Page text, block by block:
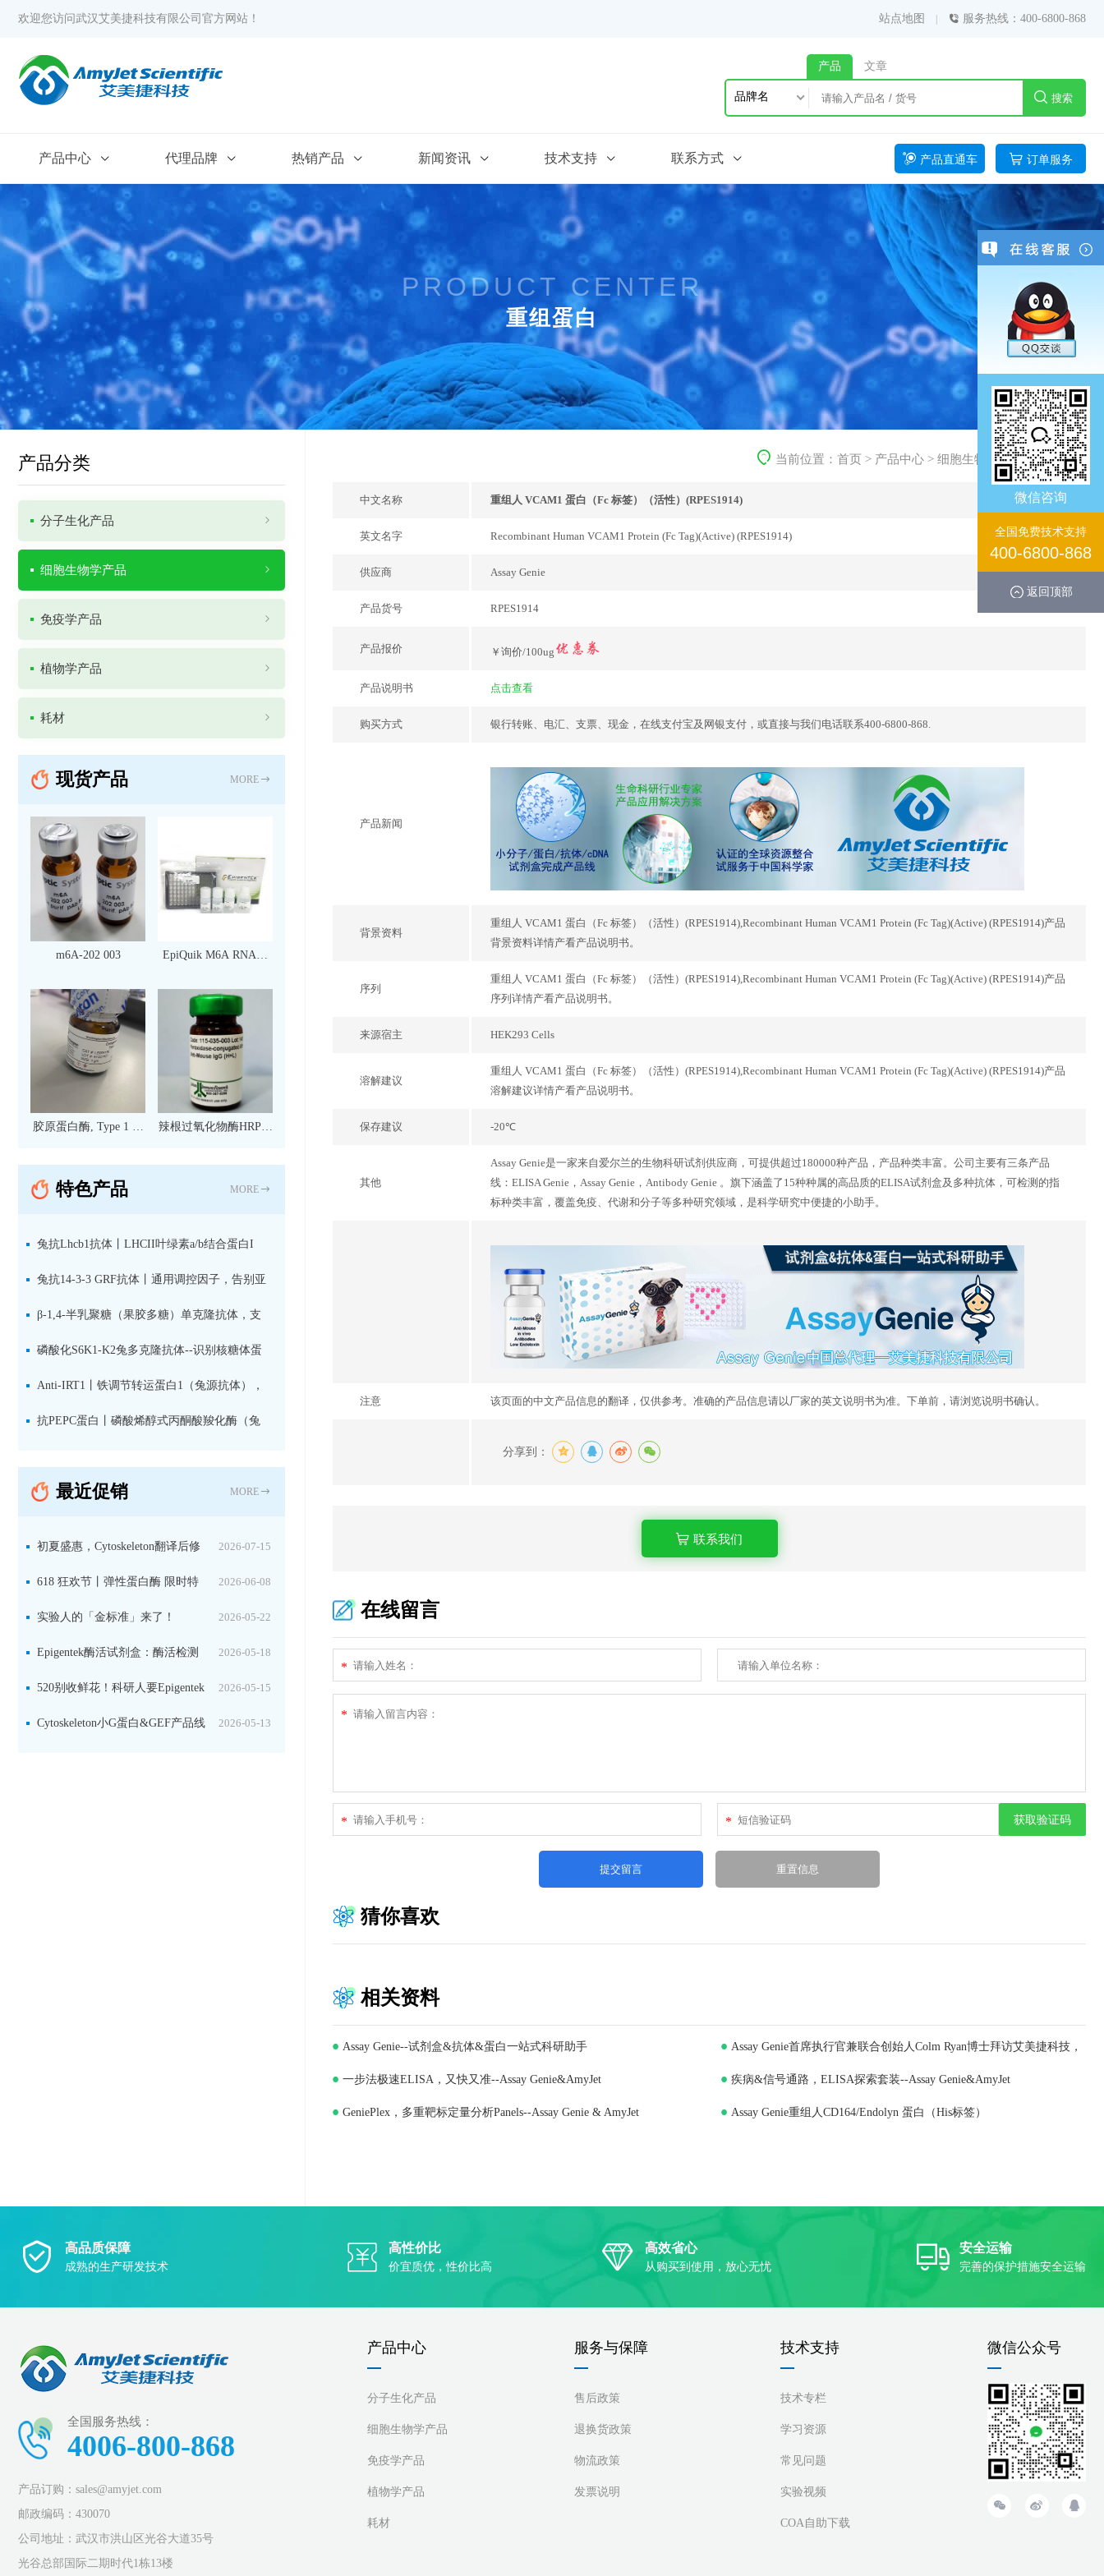
欢迎您访问武汉艾美捷科技有限公司官方网站！ 站点地图 服务热线：400-6800-868
产品 文章
品牌名 搜索
产品中心 代理品牌 热销产品 新闻资讯 技术支持 联系方式 产品直通车 订单服务
PRODUCT CENTER
重组蛋白
当前位置： 首页 > 产品中心 > 细胞生物学产品>重组蛋白
中文名称 重组人 VCAM1 蛋白（Fc 标签）（活性）(RPES1914)
英文名字 Recombinant Human VCAM1 Protein (Fc Tag)(Active) (RPES1914)
供应商 Assay Genie
产品货号 RPES1914
产品报价 ￥询价/100ug
产品说明书 点击查看
购买方式 银行转账、电汇、支票、现金，在线支付宝及网银支付，或直接与我们电话联系400-6800-868.
产品新闻
背景资料
重组人 VCAM1 蛋白（Fc 标签）（活性）(RPES1914),Recombinant Human VCAM1 Protein (Fc Tag)(Active) (RPES1914)产品
背景资料详情产看产品说明书。
序列
重组人 VCAM1 蛋白（Fc 标签）（活性）(RPES1914),Recombinant Human VCAM1 Protein (Fc Tag)(Active) (RPES1914)产品
序列详情产看产品说明书。
来源宿主 HEK293 Cells
溶解建议
重组人 VCAM1 蛋白（Fc 标签）（活性）(RPES1914),Recombinant Human VCAM1 Protein (Fc Tag)(Active) (RPES1914)产品
溶解建议详情产看产品说明书。
保存建议 -20℃
其他
Assay Genie是一家来自爱尔兰的生物科研试剂供应商，可提供超过180000种产品，产品种类丰富。公司主要有三条产品
线：ELISA Genie，Assay Genie，Antibody Genie 。旗下涵盖了15种种属的高品质的ELISA试剂盒及多种抗体，可检测的指
标种类丰富，覆盖免疫、代谢和分子等多种研究领域，是科学研究中便捷的小助手。
注意 该页面的中文产品信息的翻译，仅供参考。准确的产品信息请以厂家的英文说明书为准。下单前，请浏览说明书确认。
分享到：
联系我们
在线留言
*
*
* * 获取验证码
猜你喜欢
相关资料
Assay Genie--试剂盒&抗体&蛋白一站式科研助手 Assay Genie首席执行官兼联合创始人Colm Ryan博士拜访艾美捷科技，
深化合作共谋发展
一步法极速ELISA，又快又准--Assay Genie&AmyJet 疾病&信号通路，ELISA探索套装--Assay Genie&AmyJet
GeniePlex，多重靶标定量分析Panels--Assay Genie & AmyJet Assay Genie重组人CD164/Endolyn 蛋白（His标签）
产品分类
分子生化产品
细胞生物学产品
免疫学产品
植物学产品
耗材
现货产品 MORE
m6A-202 003
EpiQuik M6A RNA甲
（比色法）（96 次）
胶原蛋白酶, Type 1 现
辣根过氧化物酶HRP标
IgG（H+L）二抗 现货
特色产品 MORE
兔抗Lhcb1抗体丨LHCII叶绿素a/b结合蛋白I
型：专检LHCII中含量丰富的捕光蛋白
兔抗14-3-3 GRF抗体丨通用调控因子，告别亚
型选择难题，全面捕获植物信号转导枢纽蛋白
β-1,4-半乳聚糖（果胶多糖）单克隆抗体，支
持植物细胞壁果胶多糖精细结构解析
磷酸化S6K1-K2兔多克隆抗体--识别核糖体蛋
白S6激酶同源蛋白1-2的激活状态
Anti-IRT1丨铁调节转运蛋白1（兔源抗体），
植物铁吸收与微量元素代谢研究的关键工具
抗PEPC蛋白丨磷酸烯醇式丙酮酸羧化酶（兔
固定关键酶
最近促销 MORE
2026-07-15
初夏盛惠，Cytoskeleton翻译后修
饰（PTM）产品线放价啦！ 2026-06-08
618 狂欢节丨弹性蛋白酶 限时特
惠 2026-05-22
实验人的「金标准」来了！
Jackson 二抗精选限时一口价，手慢无！2026-05-18
Epigentek酶活试剂盒：酶活检测
+抑制剂筛选双赋能，下单即赠京东卡2026-05-15
520别收鲜花！科研人要Epigentek
试剂盒+京东卡！ 2026-05-13
Cytoskeleton小G蛋白&GEF产品线
高品质保障
成熟的生产研发技术
高性价比
价宜质优，性价比高
高效省心
从购买到使用，放心无忧
安全运输
完善的保护措施安全运输
全国服务热线：
4006-800-868
产品订购：sales@amyjet.com
邮政编码：430070
公司地址：武汉市洪山区光谷大道35号
光谷总部国际二期时代1栋13楼
微信公众号
产品中心
分子生化产品
细胞生物学产品
免疫学产品
植物学产品
耗材
服务与保障
售后政策
退换货政策
物流政策
发票说明
技术支持
技术专栏
学习资源
常见问题
实验视频
COA自助下载
微信咨询
全国免费技术支持
400-6800-868
返回顶部